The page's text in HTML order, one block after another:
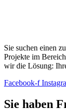
Sie suchen einen
Projekte im
wir die Lösung:
Facebook-f
Sie haben